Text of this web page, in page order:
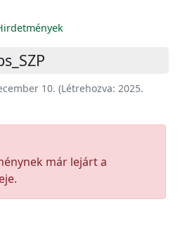
10. (Létrehozva: 2025.
már lejárt a